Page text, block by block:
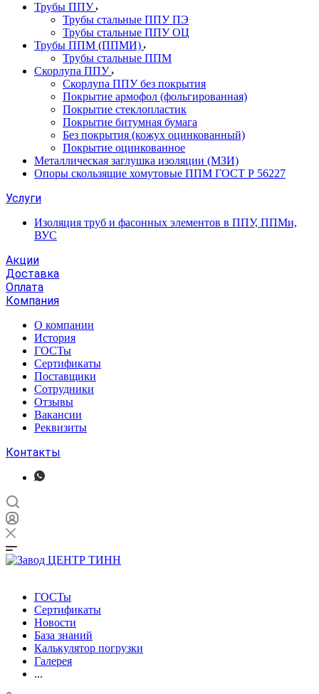
Трубы ППУ
Трубы стальные ППУ ПЭ
Трубы стальные ППУ ОЦ
Трубы ППМ (ППМИ)
Трубы стальные ППМ
Скорлупа ППУ
Скорлупа ППУ без покрытия
Покрытие армофол (фольгированная)
Покрытие стеклопластик
Покрытие битумная бумага
Без покрытия (кожух оцинкованный)
Покрытие оцинкованное
Металлическая заглушка изоляции (МЗИ)
Опоры скользящие хомутовые ППМ ГОСТ Р 56227
Услуги
Изоляция труб и фасонных элементов в ППУ, ППМи,
ВУС
Акции
Доставка
Оплата
Компания
О компании
История
ГОСТы
Сертификаты
Поставщики
Сотрудники
Отзывы
Вакансии
Реквизиты
Контакты
ГОСТы
Сертификаты
Новости
База знаний
Калькулятор погрузки
Галерея
...